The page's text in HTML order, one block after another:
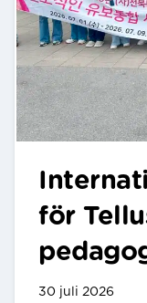
för
30 juli 2026